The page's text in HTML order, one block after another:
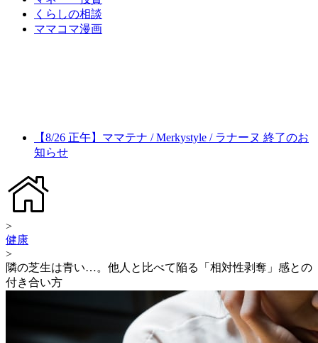
くらしの相談
ママコマ漫画
【8/26 正午】ママテナ / Merkystyle / ラナーヌ 終了のお
知らせ
>
健康
>
隣の芝生は青い…。他人と比べて陥る「相対性剥奪」感との
付き合い方